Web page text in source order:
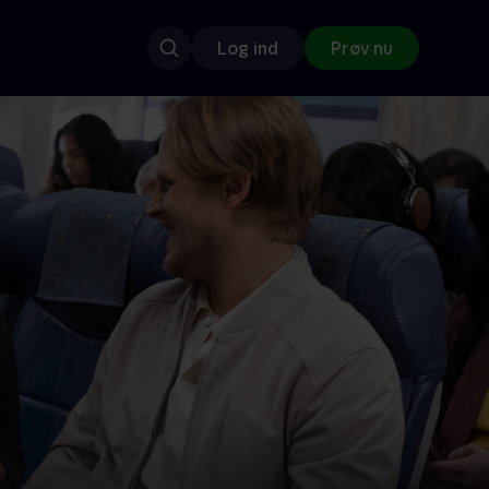
Log ind Prøv nu